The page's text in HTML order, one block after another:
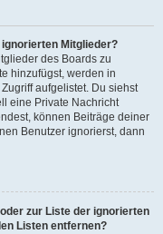
Mitglieder?
des Boards zu
hinzufügst, werden in
aufgelistet. Du siehst
eine Private Nachricht
können Beiträge deiner
Benutzer ignorierst, dann
zur Liste der ignorierten
Listen entfernen?